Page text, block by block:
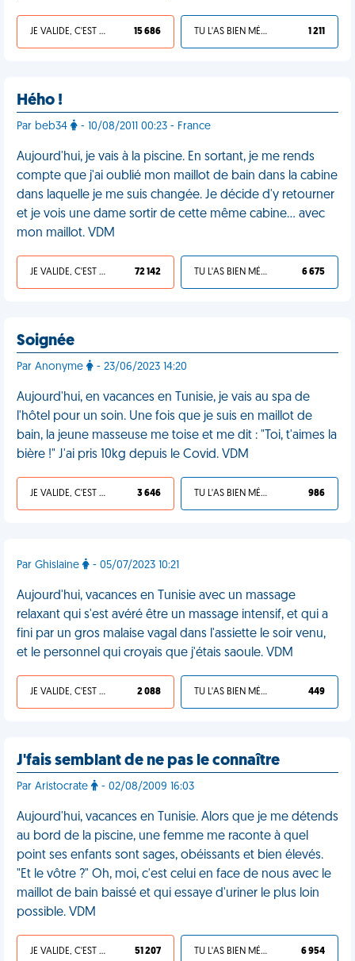
JE VALIDE, C'EST UNE VDM 15 686 TU L'AS BIEN MÉRITÉ 1 211
Hého !
Par beb34 - 10/08/2011 00:23 - France
Aujourd'hui, je vais à la piscine. En sortant, je me rends
compte que j'ai oublié mon maillot de bain dans la cabine
dans laquelle je me suis changée. Je décide d'y retourner
et je vois une dame sortir de cette même cabine... avec
mon maillot. VDM
JE VALIDE, C'EST UNE VDM 72 142 TU L'AS BIEN MÉRITÉ 6 675
Soignée
Par Anonyme - 23/06/2023 14:20
Aujourd'hui, en vacances en Tunisie, je vais au spa de
l'hôtel pour un soin. Une fois que je suis en maillot de
bain, la jeune masseuse me toise et me dit : "Toi, t'aimes la
bière !" J'ai pris 10kg depuis le Covid. VDM
JE VALIDE, C'EST UNE VDM 3 646 TU L'AS BIEN MÉRITÉ 986
Par Ghislaine - 05/07/2023 10:21
Aujourd'hui, vacances en Tunisie avec un massage
relaxant qui s'est avéré être un massage intensif, et qui a
fini par un gros malaise vagal dans l'assiette le soir venu,
et le personnel qui croyais que j'étais saoule. VDM
JE VALIDE, C'EST UNE VDM 2 088 TU L'AS BIEN MÉRITÉ 449
J'fais semblant de ne pas le connaître
Par Aristocrate - 02/08/2009 16:03
Aujourd'hui, vacances en Tunisie. Alors que je me détends
au bord de la piscine, une femme me raconte à quel
point ses enfants sont sages, obéissants et bien élevés.
"Et le vôtre ?" Oh, moi, c'est celui en face de nous avec le
maillot de bain baissé et qui essaye d'uriner le plus loin
possible. VDM
JE VALIDE, C'EST UNE VDM 51 207 TU L'AS BIEN MÉRITÉ 6 954